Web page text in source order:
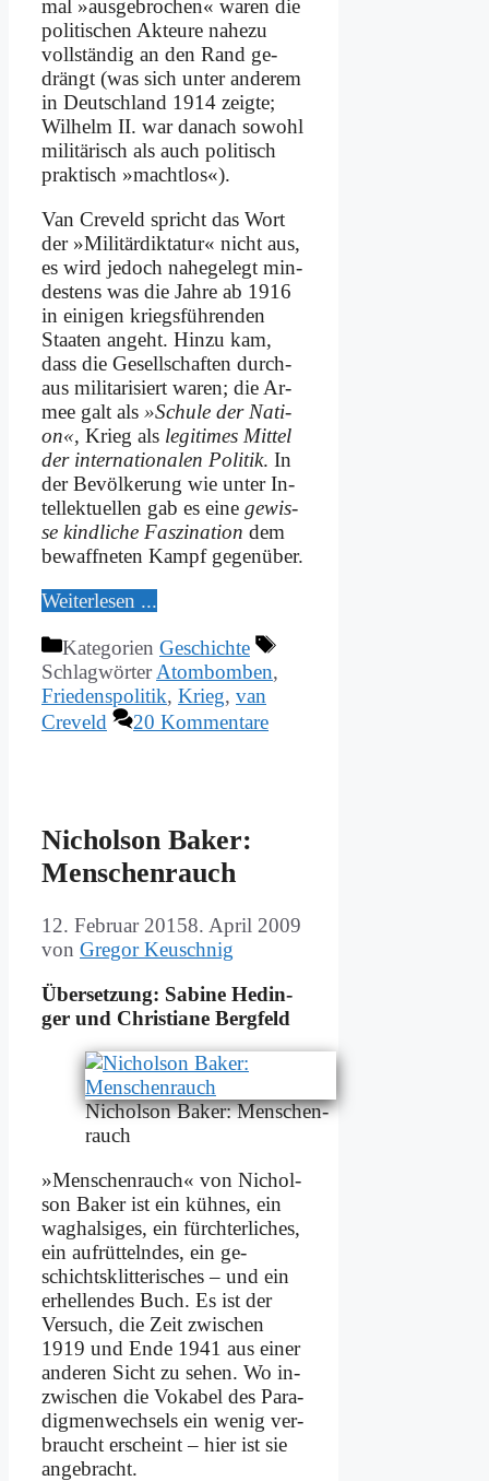
mal »aus­ge­bro­chen« wa­ren die
po­li­ti­schen Ak­teu­re na­he­zu
voll­stän­dig an den Rand ge­
drängt (was sich un­ter an­de­rem
in Deutsch­land 1914 zeig­te;
Wil­helm II. war da­nach so­wohl
mi­li­tä­risch als auch po­li­tisch
prak­tisch »macht­los«).
Van Cre­veld spricht das Wort
der »Mi­li­tär­dik­ta­tur« nicht aus,
es wird je­doch na­he­ge­legt min­
de­stens was die Jah­re ab 1916
in ei­ni­gen kriegs­füh­ren­den
Staa­ten an­geht. Hin­zu kam,
dass die Ge­sell­schaf­ten durch­
aus mi­li­ta­ri­siert wa­ren; die Ar­
mee galt als »Schu­le der Na­ti­
on«, Krieg als le­gi­ti­mes Mit­tel
der in­ter­na­tio­na­len Po­li­tik. In
der Be­völ­ke­rung wie un­ter In­
tel­lek­tu­el­len gab es ei­ne ge­wis­
se kind­li­che Fas­zi­na­ti­on dem
be­waff­ne­ten Kampf ge­gen­über.
Wei­ter­le­sen ...
Kategorien Geschichte
SchlagwörterAtombomben,
Friedenspolitik, Krieg, van
Creveld
20 Kommentare
Ni­chol­son Bak­er:
Men­schen­rauch
12. Februar 20158. April 2009
von Gregor Keuschnig
Über­set­zung: Sa­bi­ne He­din­
ger und Chri­stia­ne Berg­feld
Ni­chol­son Bak­er: Men­schen­
rauch
»Men­schen­rauch« von Ni­chol­
son Bak­er ist ein küh­nes, ein
wag­hal­si­ges, ein fürch­ter­li­ches,
ein auf­rüt­teln­des, ein ge­
schichts­klit­teri­sches – und ein
er­hel­len­des Buch. Es ist der
Ver­such, die Zeit zwi­schen
1919 und En­de 1941 aus ei­ner
an­de­ren Sicht zu se­hen. Wo in­
zwi­schen die Vo­ka­bel des Pa­ra­
dig­men­wech­sels ein we­nig ver­
braucht er­scheint – hier ist sie
an­ge­bracht.